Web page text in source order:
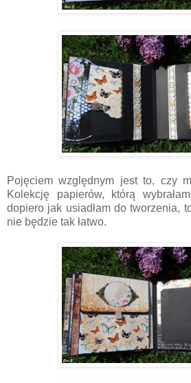
Pojęciem względnym jest to, czy
Kolekcję papierów, którą
dopiero jak usiadłam do tworzenia,
nie będzie tak łatwo.